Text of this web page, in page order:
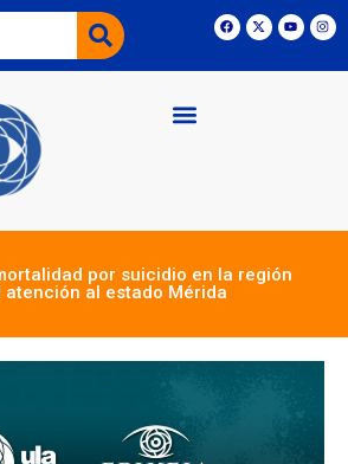
por suicidio en la región
al estado Mérida